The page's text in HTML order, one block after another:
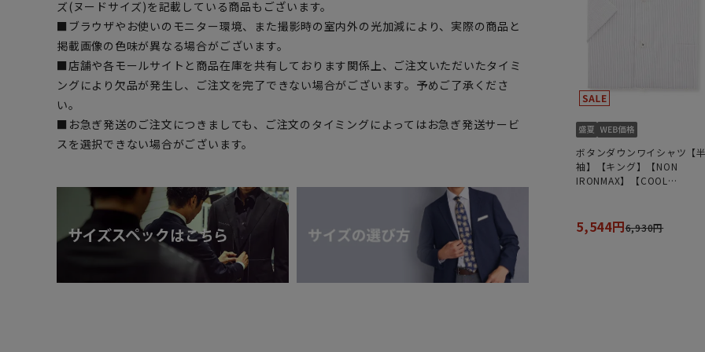
ズ(ヌードサイズ)を記載している商品もございます。
■ブラウザやお使いのモニター環境、また撮影時の室内外の光加減により、実際の商品と
掲載画像の色味が異なる場合がございます。
■店舗や各モールサイトと商品在庫を共有しております関係上、ご注文いただいたタイミ
ングにより欠品が発生し、ご注文を完了できない場合がございます。予めご了承くださ
い。
■お急ぎ発送のご注文につきましても、ご注文のタイミングによってはお急ぎ発送サービ
スを選択できない場合がございます。
ボタンダウンワイシャツ【
袖】【キング】【NON
IRONMAX】【COOL
5,544円6,930円